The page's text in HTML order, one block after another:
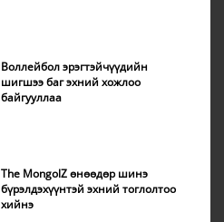
Воллейбол эрэгтэйчүүдийн
шигшээ баг эхний хожлоо
байгууллаа
The MongolZ өнөөдөр шинэ
бүрэлдэхүүнтэй эхний тоглолтоо
хийнэ